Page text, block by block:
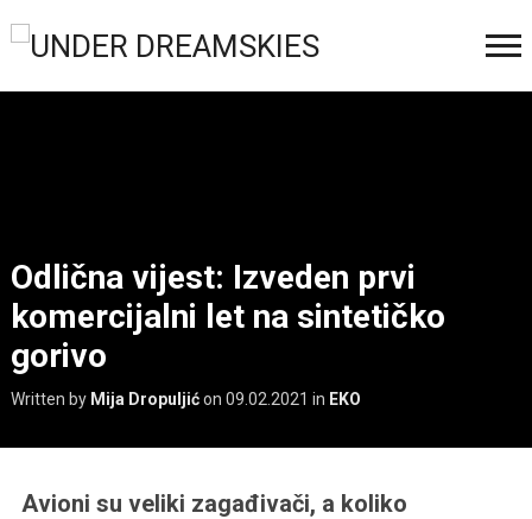
Odlična vijest: Izveden prvi
komercijalni let na sintetičko
gorivo
Written by Mija Dropuljićon 09.02.2021 in EKO
Avioni su veliki zagađivači, a koliko